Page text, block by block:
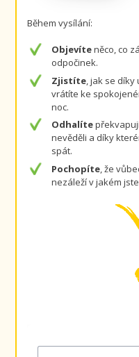
Během vysílání:
Objevíteněco, co
odpočinek.
Zjistíte, jak se
vrátíte ke
noc.
Odhalíte
nevěděli a díky
spát.
Pochopíte, že
nezáleží v jakém